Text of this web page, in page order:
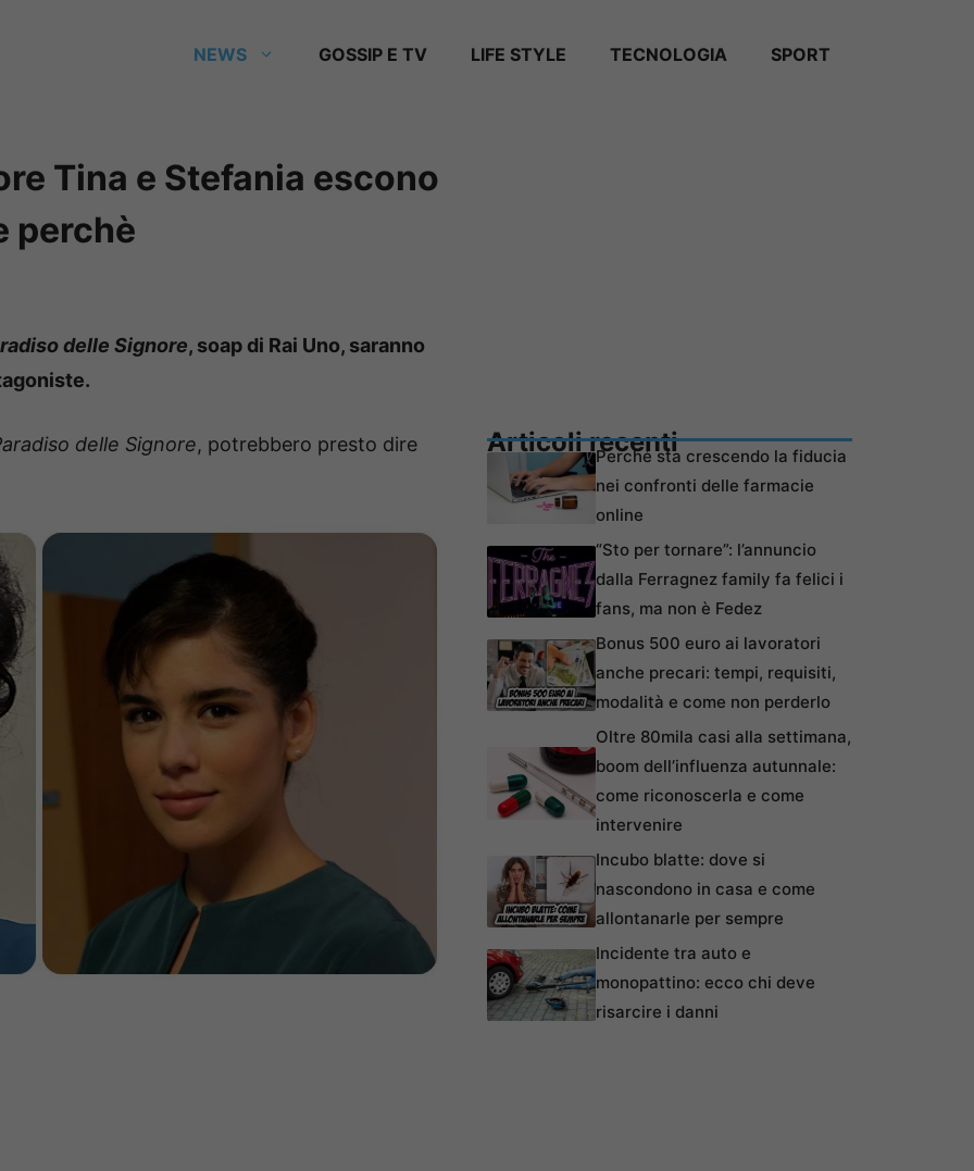
NEWS GOSSIP E TV LIFE STYLE TECNOLOGIA SPORT
Tina e Stefania escono
perchè
delle Signore, soap di Rai Uno, saranno
delle Signore, potrebbero presto dire
Articoli recentiPerché sta crescendo la fiducia
nei confronti delle farmacie
online
“Sto per tornare”: l’annuncio
dalla Ferragnez family fa felici i
fans, ma non è Fedez
Bonus 500 euro ai lavoratori
anche precari: tempi, requisiti,
modalità e come non perderlo
Oltre 80mila casi alla settimana,
boom dell’influenza autunnale:
come riconoscerla e come
intervenire
Incubo blatte: dove si
nascondono in casa e come
allontanarle per sempre
Incidente tra auto e
monopattino: ecco chi deve
risarcire i danni